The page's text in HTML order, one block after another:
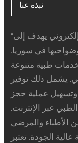
نبذه عنا
“أطباء حلب للتعاون الصحي” هو موقع إلكتروني يهدف إلى
في سوريا.
طبية متنوعة
يشمل ذلك توفير
عملية حجز
عبر الإنترنت.
الأطباء والمرضى
الجودة. تعتبر